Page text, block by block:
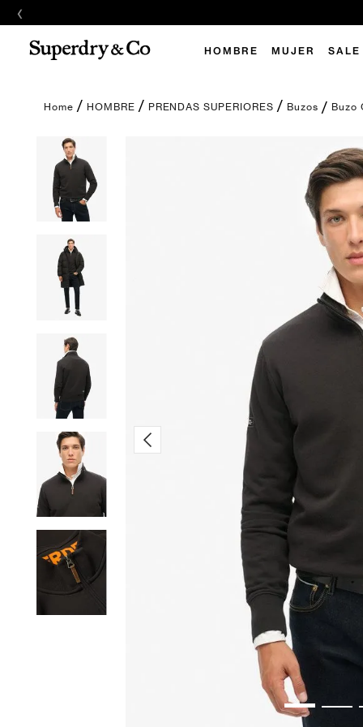
‹
HOMBRE MUJER SALE
HOMBRE PRENDAS SUPERIORES Buzos Buzo